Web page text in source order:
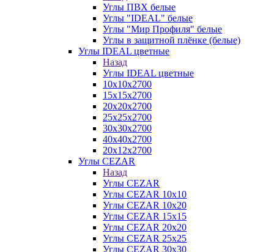
Углы ПВХ белые
Углы "IDEAL" белые
Углы "Мир Профиля" белые
Углы в защитной плёнке (белые)
Углы IDEAL цветные
Назад
Углы IDEAL цветные
10х10х2700
15х15х2700
20х20х2700
25х25х2700
30х30х2700
40х40х2700
20х12х2700
Углы CEZAR
Назад
Углы CEZAR
Углы CEZAR 10х10
Углы CEZAR 10х20
Углы CEZAR 15х15
Углы CEZAR 20х20
Углы CEZAR 25х25
Углы CEZAR 30х30